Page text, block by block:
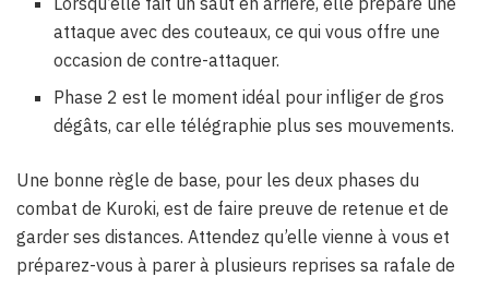
attaque avec des couteaux, ce qui vous offre une
occasion de contre-attaquer.
Phase 2 est le moment idéal pour infliger de gros
dégâts, car elle télégraphie plus ses mouvements.
Une bonne règle de base, pour les deux phases du
combat de Kuroki, est de faire preuve de retenue et de
garder ses distances. Attendez qu’elle vienne à vous et
préparez-vous à parer à plusieurs reprises sa rafale de